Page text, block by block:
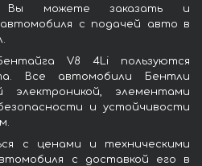
Вы можете заказать и
с подачей авто в
V8 4Li пользуются
Все автомобили Бентли
электроникой, элементами
и устойчивости
с ценами и техническими
с доставкой его в